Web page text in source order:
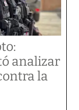
analizar
la